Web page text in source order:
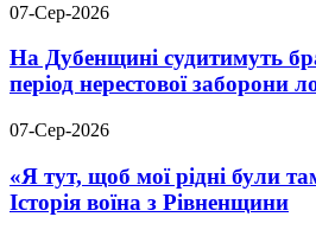
07-Сер-2026
На Дубенщині судитимуть
період нерестової заборони
07-Сер-2026
«Я тут, щоб мої рідні були
Історія воїна з Рівненщини